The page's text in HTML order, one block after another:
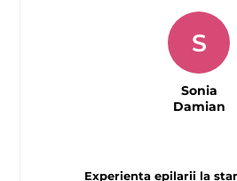
Experienta epilarii la
S
Sonia
Damian